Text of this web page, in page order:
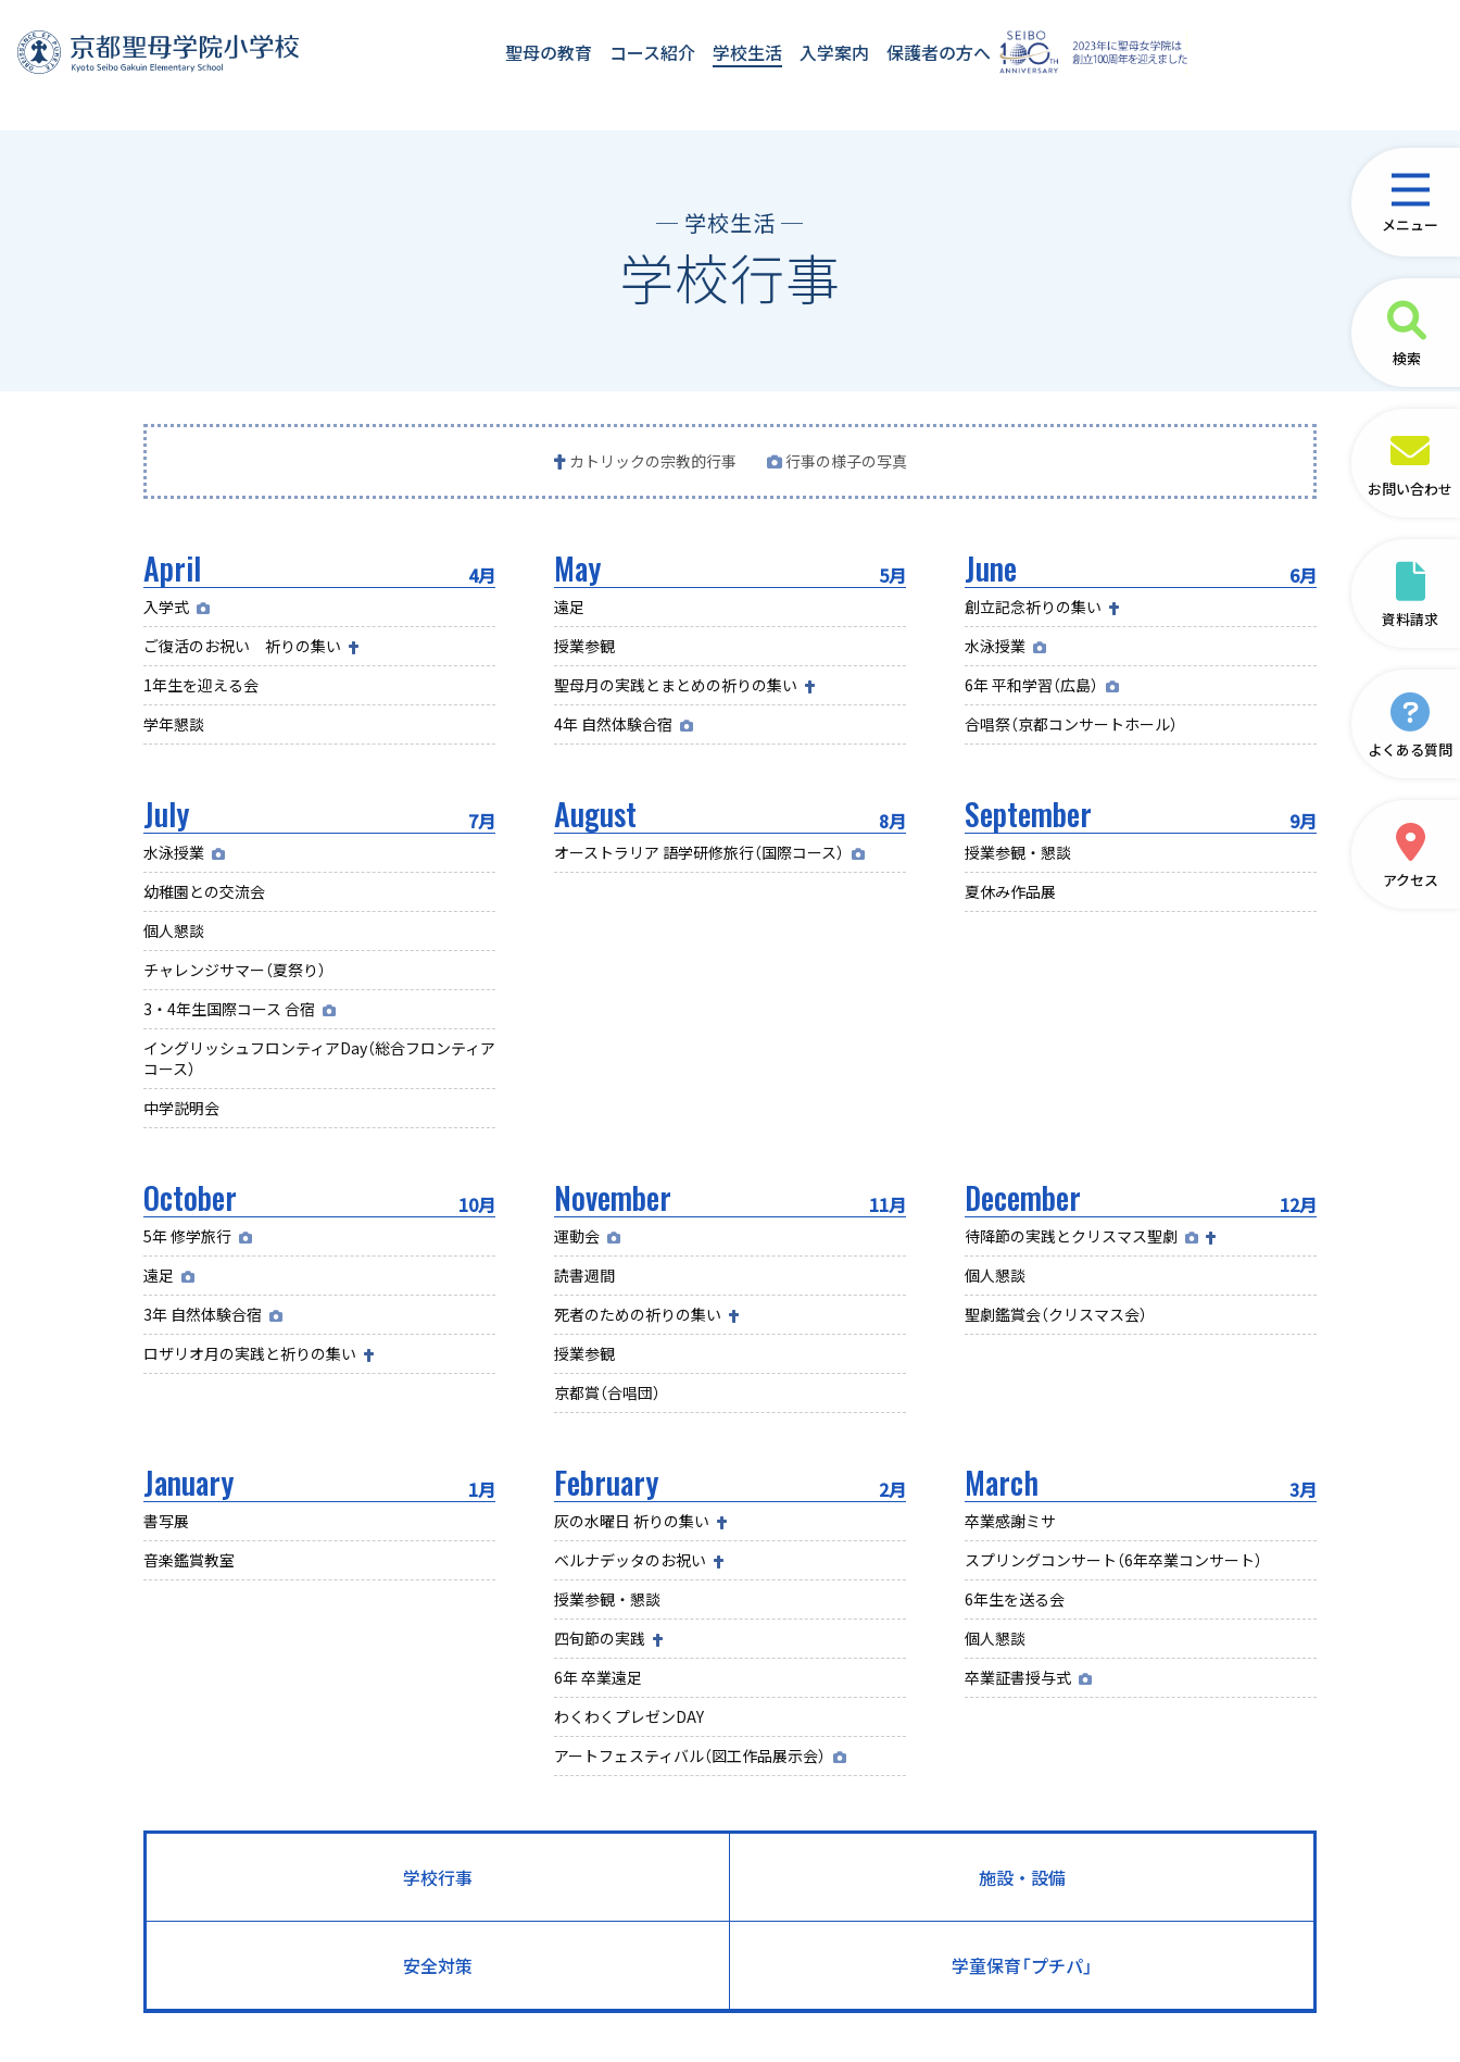
聖母の教育 コース紹介 学校生活 入学案内 保護者の方へ
メニュー
検索
お問い合わせ
資料請求
よくある質問
アクセス
─ 学校生活 ─
学校行事
カトリックの宗教的行事 行事の様子の写真
April 4月
入学式
ご復活のお祝い 祈りの集い
1年生を迎える会
学年懇談
May 5月
遠足
授業参観
聖母月の実践とまとめの祈りの集い
4年 自然体験合宿
June 6月
創立記念祈りの集い
水泳授業
6年 平和学習（広島）
合唱祭（京都コンサートホール）
July 7月
水泳授業
幼稚園との交流会
個人懇談
チャレンジサマー（夏祭り）
3・4年生国際コース 合宿
イングリッシュフロンティアDay（総合フロンティア
コース）
中学説明会
August 8月
オーストラリア 語学研修旅行（国際コース）
September 9月
授業参観・懇談
夏休み作品展
October 10月
5年 修学旅行
遠足
3年 自然体験合宿
ロザリオ月の実践と祈りの集い
November 11月
運動会
読書週間
死者のための祈りの集い
授業参観
京都賞（合唱団）
December 12月
待降節の実践とクリスマス聖劇
個人懇談
聖劇鑑賞会（クリスマス会）
January 1月
書写展
音楽鑑賞教室
February 2月
灰の水曜日 祈りの集い
ベルナデッタのお祝い
授業参観・懇談
四旬節の実践
6年 卒業遠足
わくわくプレゼンDAY
アートフェスティバル（図工作品展示会）
March 3月
卒業感謝ミサ
スプリングコンサート（6年卒業コンサート）
6年生を送る会
個人懇談
卒業証書授与式
学校行事 施設・設備
安全対策 学童保育「プチパ」